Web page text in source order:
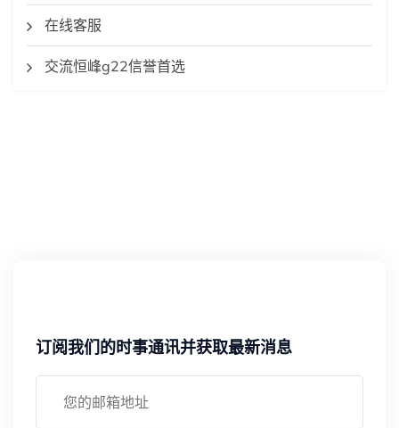
在线客服
交流恒峰g22信誉首选
订阅我们的时事通讯并获取最新消息